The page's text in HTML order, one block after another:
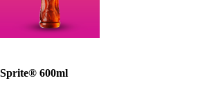
Sprite® 600ml